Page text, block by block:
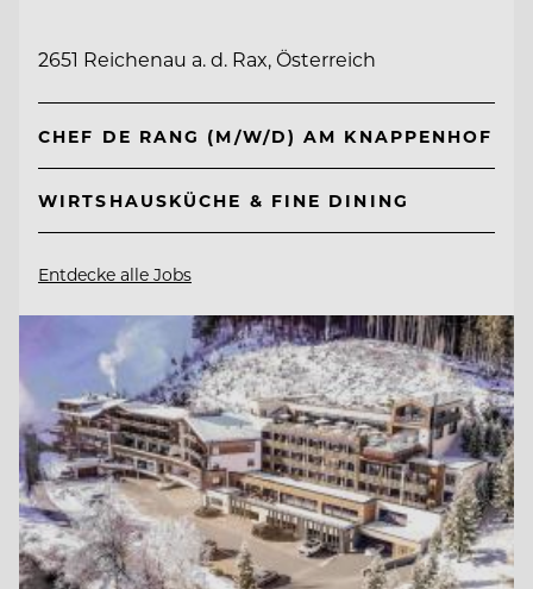
2651 Reichenau a. d. Rax, Österreich
CHEF DE RANG (M/W/D) AM KNAPPENHOF
WIRTSHAUSKÜCHE & FINE DINING
Entdecke alle Jobs